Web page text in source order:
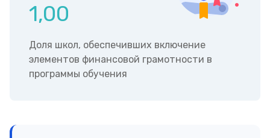
1,00
Доля школ, обеспечивших включение
элементов финансовой грамотности в
программы обучения